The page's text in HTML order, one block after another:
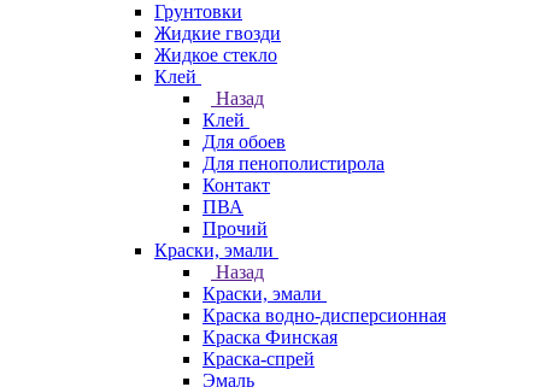
Грунтовки
Жидкие гвозди
Жидкое стекло
Клей
Назад
Клей
Для обоев
Для пенополистирола
Контакт
ПВА
Прочий
Краски, эмали
Назад
Краски, эмали
Краска водно-дисперсионная
Краска Финская
Краска-спрей
Эмаль